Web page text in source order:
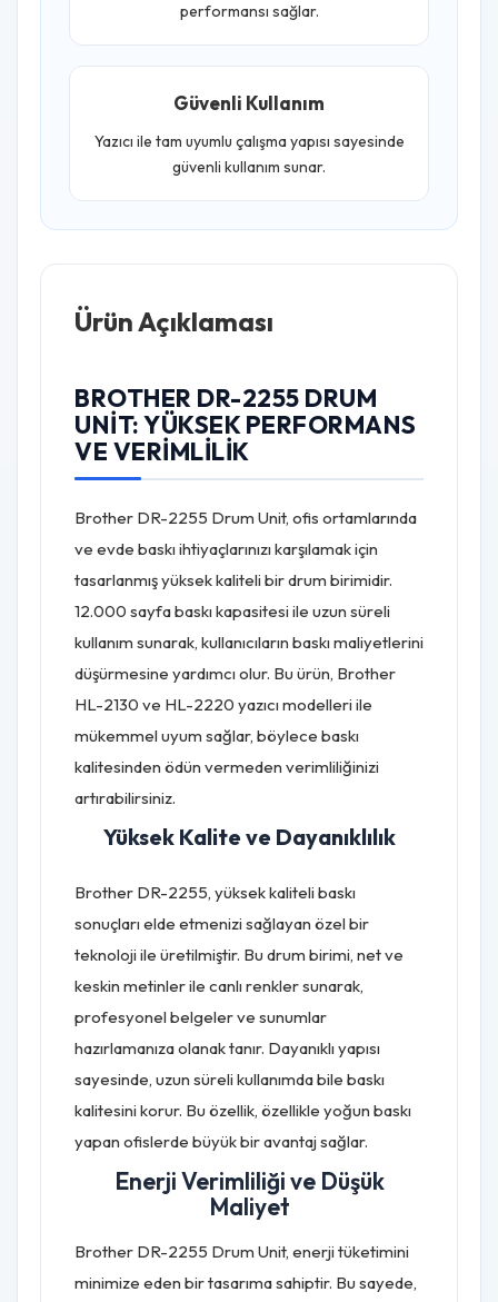
performansı sağlar.
Güvenli Kullanım
Yazıcı ile tam uyumlu çalışma yapısı sayesinde
güvenli kullanım sunar.
Ürün Açıklaması
BROTHER DR-2255 DRUM
UNIT: YÜKSEK PERFORMANS
VE VERIMLILIK
Brother DR-2255 Drum Unit, ofis ortamlarında
ve evde baskı ihtiyaçlarınızı karşılamak için
tasarlanmış yüksek kaliteli bir drum birimidir.
12.000 sayfa baskı kapasitesi ile uzun süreli
kullanım sunarak, kullanıcıların baskı maliyetlerini
düşürmesine yardımcı olur. Bu ürün, Brother
HL-2130 ve HL-2220 yazıcı modelleri ile
mükemmel uyum sağlar, böylece baskı
kalitesinden ödün vermeden verimliliğinizi
artırabilirsiniz.
Yüksek Kalite ve Dayanıklılık
Brother DR-2255, yüksek kaliteli baskı
sonuçları elde etmenizi sağlayan özel bir
teknoloji ile üretilmiştir. Bu drum birimi, net ve
keskin metinler ile canlı renkler sunarak,
profesyonel belgeler ve sunumlar
hazırlamanıza olanak tanır. Dayanıklı yapısı
sayesinde, uzun süreli kullanımda bile baskı
kalitesini korur. Bu özellik, özellikle yoğun baskı
yapan ofislerde büyük bir avantaj sağlar.
Enerji Verimliliği ve Düşük
Maliyet
Brother DR-2255 Drum Unit, enerji tüketimini
minimize eden bir tasarıma sahiptir. Bu sayede,